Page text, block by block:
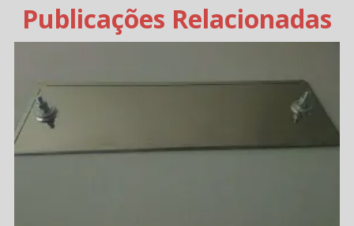
Publicações Relacionadas